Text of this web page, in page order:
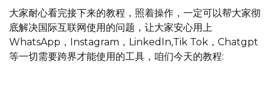
大家耐心看完接下来的教程，照着操作，一定可以帮大家彻
底解决国际互联网使用的问题，让大家安心用上
WhatsApp，Instagram，LinkedIn,Tik Tok，Chatgpt
等一切需要跨界才能使用的工具，咱们今天的教程: